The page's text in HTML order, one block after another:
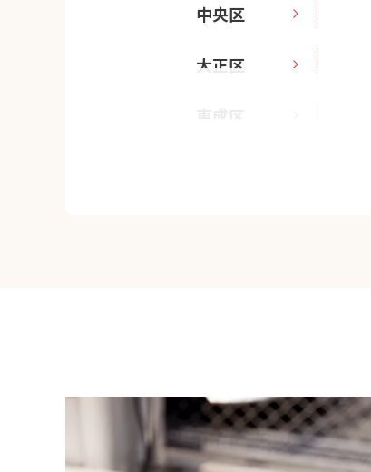
中央区
大正区